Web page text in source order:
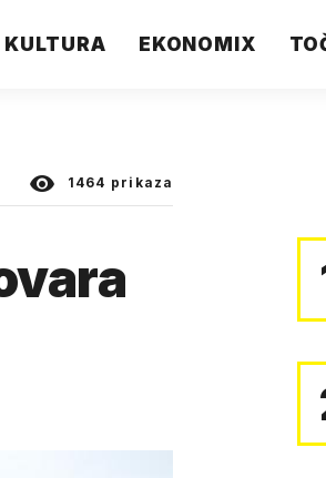
KULTURA EKONOMIX
1464 prikaza